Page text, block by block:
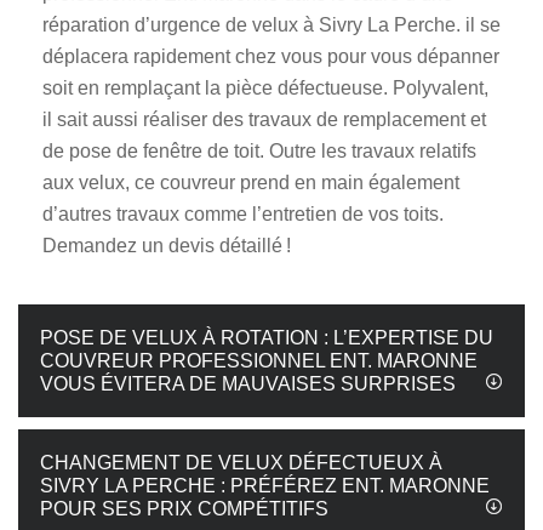
réparation d’urgence de velux à Sivry La Perche. il se
déplacera rapidement chez vous pour vous dépanner
soit en remplaçant la pièce défectueuse. Polyvalent,
il sait aussi réaliser des travaux de remplacement et
de pose de fenêtre de toit. Outre les travaux relatifs
aux velux, ce couvreur prend en main également
d’autres travaux comme l’entretien de vos toits.
Demandez un devis détaillé !
POSE DE VELUX À ROTATION : L’EXPERTISE DU
COUVREUR PROFESSIONNEL ENT. MARONNE
VOUS ÉVITERA DE MAUVAISES SURPRISES
CHANGEMENT DE VELUX DÉFECTUEUX À
SIVRY LA PERCHE : PRÉFÉREZ ENT. MARONNE
POUR SES PRIX COMPÉTITIFS